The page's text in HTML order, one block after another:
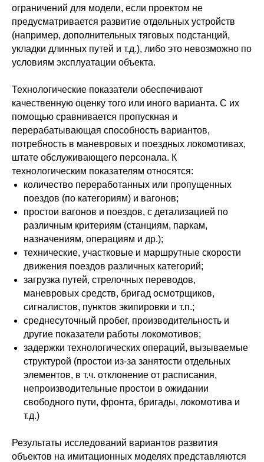
ограничений для модели, если проектом не
предусматривается развитие отдельных устройств
(например, дополнительных тяговых подстанций,
укладки длинных путей и т.д.), либо это невозможно по
условиям эксплуатации объекта.
Технологические показатели обеспечивают
качественную оценку того или иного варианта. С их
помощью сравнивается пропускная и
перерабатывающая способность вариантов,
потребность в маневровых и поездных локомотивах,
штате обслуживающего персонала. К
технологическим показателям относятся:
количество переработанных или пропущенных
поездов (по категориям) и вагонов;
простои вагонов и поездов, с детализацией по
различным критериям (станциям, паркам,
назначениям, операциям и др.);
технические, участковые и маршрутные скорости
движения поездов различных категорий;
загрузка путей, стрелочных переводов,
маневровых средств, бригад осмотрщиков,
сигналистов, пунктов экипировки и т.п.;
среднесуточный пробег, производительность и
другие показатели работы локомотивов;
задержки технологических операций, вызываемые
структурой (простои из-за занятости отдельных
элементов, в т.ч. отклонение от расписания,
непроизводительные простои в ожидании
свободного пути, фронта, бригады, локомотива и
т.д.)
Результаты исследований вариантов развития
объектов на имитационных моделях представляются